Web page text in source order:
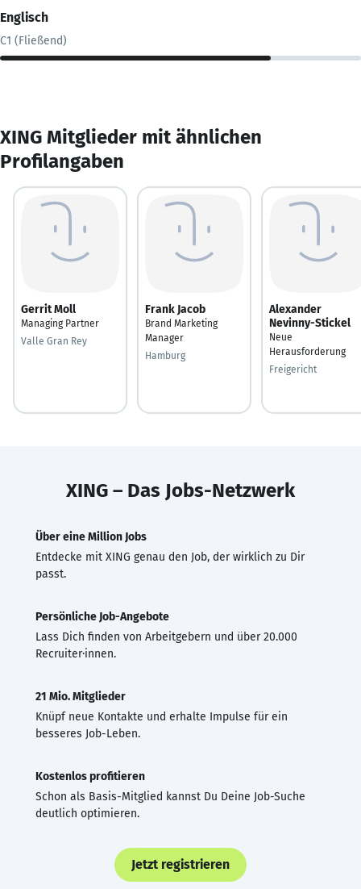
Englisch
C1 (Fließend)
XING Mitglieder mit ähnlichen
Profilangaben
Gerrit Moll
Managing Partner
Valle Gran Rey
Frank Jacob
Brand Marketing
Manager
Hamburg
Alexander
Nevinny-Stickel
Neue
Herausforderung
Freigericht
XING – Das Jobs-Netzwerk
Über eine Million Jobs
Entdecke mit XING genau den Job, der wirklich zu Dir
passt.
Persönliche Job-Angebote
Lass Dich finden von Arbeitgebern und über 20.000
Recruiter·innen.
21 Mio. Mitglieder
Knüpf neue Kontakte und erhalte Impulse für ein
besseres Job-Leben.
Kostenlos profitieren
Schon als Basis-Mitglied kannst Du Deine Job-Suche
deutlich optimieren.
Jetzt registrieren